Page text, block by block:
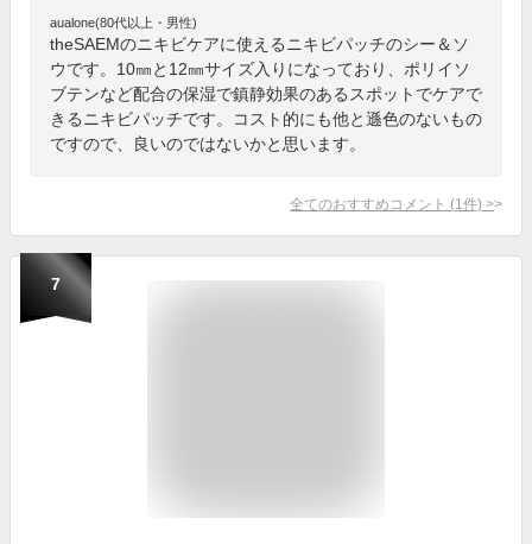
aualone(80代以上・男性)
theSAEMのニキビケアに使えるニキビパッチのシー＆ソ
ウです。10㎜と12㎜サイズ入りになっており、ポリイソ
ブテンなど配合の保湿で鎮静効果のあるスポットでケアで
きるニキビパッチです。コスト的にも他と遜色のないもの
ですので、良いのではないかと思います。
全てのおすすめコメント (1 件) >
7